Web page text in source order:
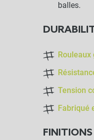
balles.
Tension
Fabriqué